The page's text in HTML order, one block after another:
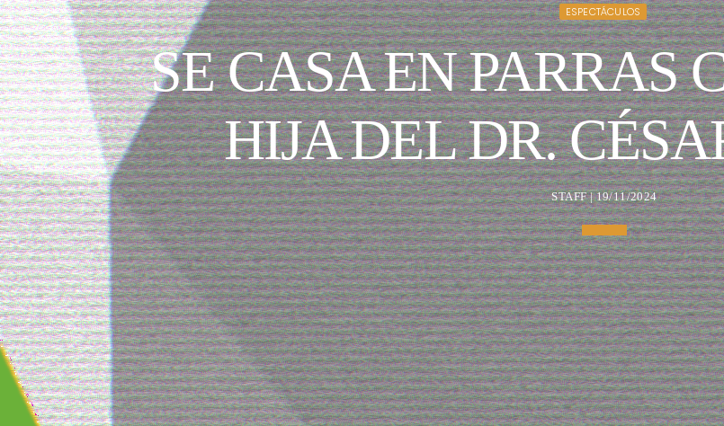
ESPECTÁCULOS
SE CASA EN PARRAS
HIJA DEL DR.
STAFF | 19/11/2024